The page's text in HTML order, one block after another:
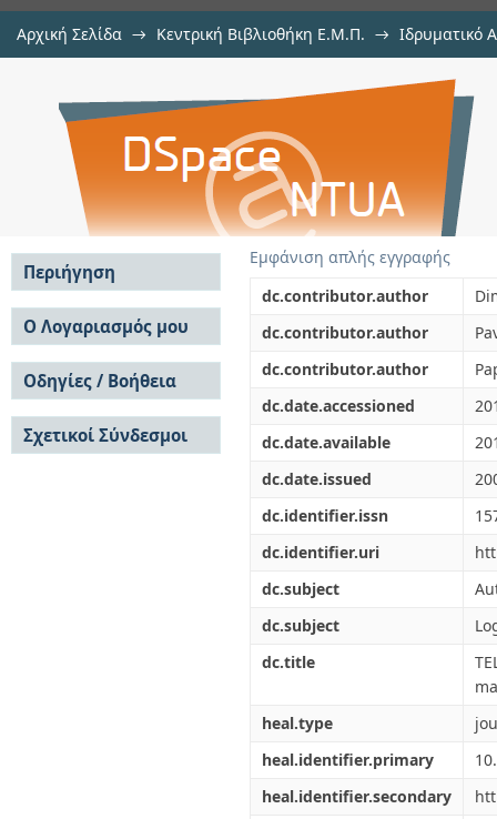
Αρχική Σελίδα → Κεντρική Βιβλιοθήκη Ε.Μ.Π. → Ιδρυματικό
TELIOS: A tool for the automatic
Εμφάνιση απλής εγγραφής
dc.contributor.author
dc.contributor.author
dc.contributor.author
dc.date.accessioned
dc.date.available
dc.date.issued
dc.identifier.issn
dc.identifier.uri
dc.subject
dc.subject
dc.title
heal.type
heal.identifier.primary
heal.identifier.secondary
Περιήγηση
Σε όλο το DSpace
Κοινότητες & Συλλογές
Ανά Ημερομηνία
Έκδοσης
Συγγραφείς
Τίτλοι
Θέματα
Ο Λογαριασμός μου
Σύνδεση
Εγγραφή
Οδηγίες / Βοήθεια
Οδηγίες Υποβολής
Οδηγίες Χρήσης ΙΑ
Συχνές Ερωτήσεις
Σχετικοί Σύνδεσμοι